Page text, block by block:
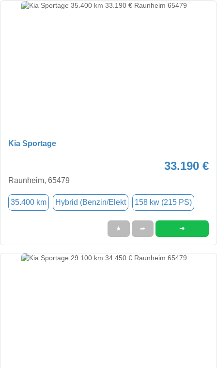
Kia Sportage
33.190 €
Raunheim, 65479
35.400 km Hybrid (Benzin/Elekt 158 kw (215 PS)
★ ➦ ➜